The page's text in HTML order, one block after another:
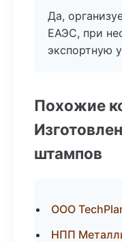
Да,
ЕАЭС, при
экспортную
Похожие
штампов
ООО
НПП